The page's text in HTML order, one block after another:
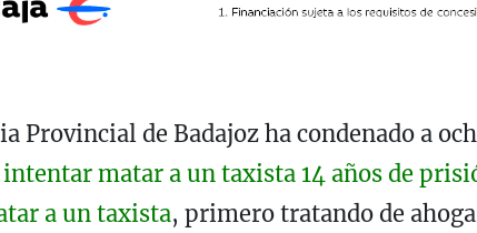
Provincial de Badajoz ha condenado a
intentar matar a un taxista 14 años de
a un taxista, primero tratando de